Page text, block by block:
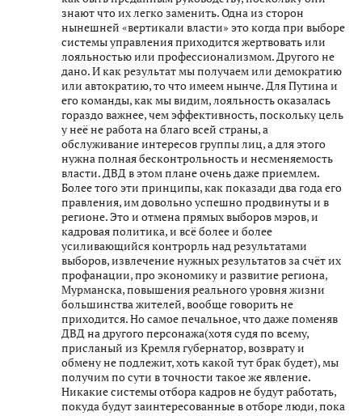
знают что их легко заменить. Одна из сторон
нынешней «вертикали власти» это когда при выборе
системы управления приходится жертвовать или
лояльностью или профессионализмом. Другого не
дано. И как результат мы получаем или демократию
или автократию, то что имеем нынче. Для Путина и
его команды, как мы видим, лояльность оказалась
гораздо важнее, чем эффективность, поскольку цель
у неё не работа на благо всей страны, а
обслуживание интересов группы лиц, а для этого
нужна полная бесконтрольность и несменяемость
власти. ДВД в этом плане очень даже приемлем.
Более того эти принципы, как показади два года его
правления, им довольно успешно продвинуты и в
регионе. Это и отмена прямых выборов мэров, и
кадровая политика, и всё более и более
усиливающийся контрорль над результатами
выборов, извлечение нужных результатов за счёт их
профанации, про экономику и развитие региона,
Мурманска, повышения реального уровня жизни
большинства жителей, вообще говорить не
приходится. Но самое печальное, что даже поменяв
ДВД на другого персонажа(хотя судя по всему,
присланый из Кремля губернатор, возврату и
обмену не подлежит, хоть какой тут брак будет), мы
получим по сути в точности такое же явление.
Никакие системы отбора кадров не будут работать,
покуда будут заинтересованные в отборе люди, пока